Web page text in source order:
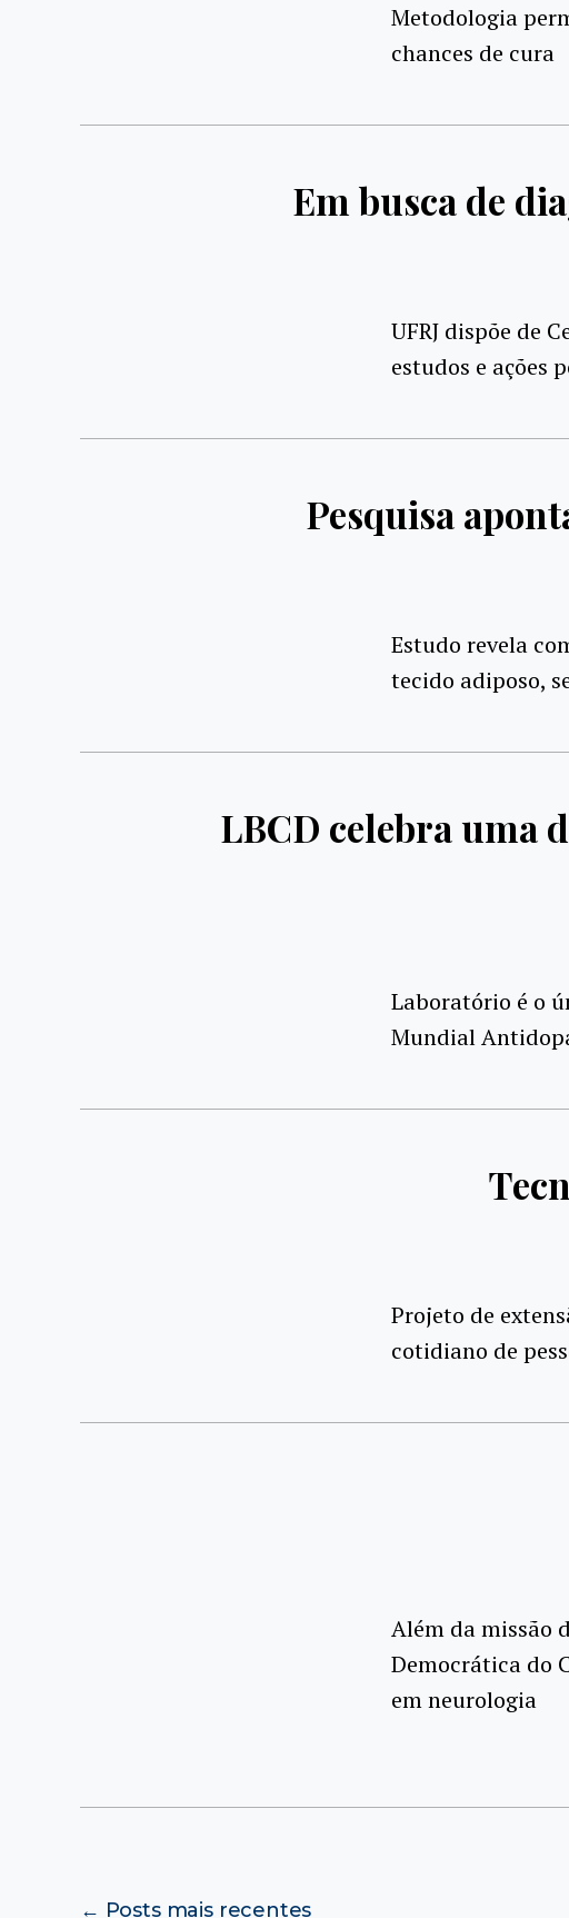
Metodologia
chances de cura
Em busca de
UFRJ dispõe de
estudos e ações
Pesquisa
Estudo revela
tecido adiposo,
LBCD celebra uma
Laboratório é o
Mundial
Projeto de
cotidiano de
Além da missão
Democrática do
em neurologia
← Postsmais recentes